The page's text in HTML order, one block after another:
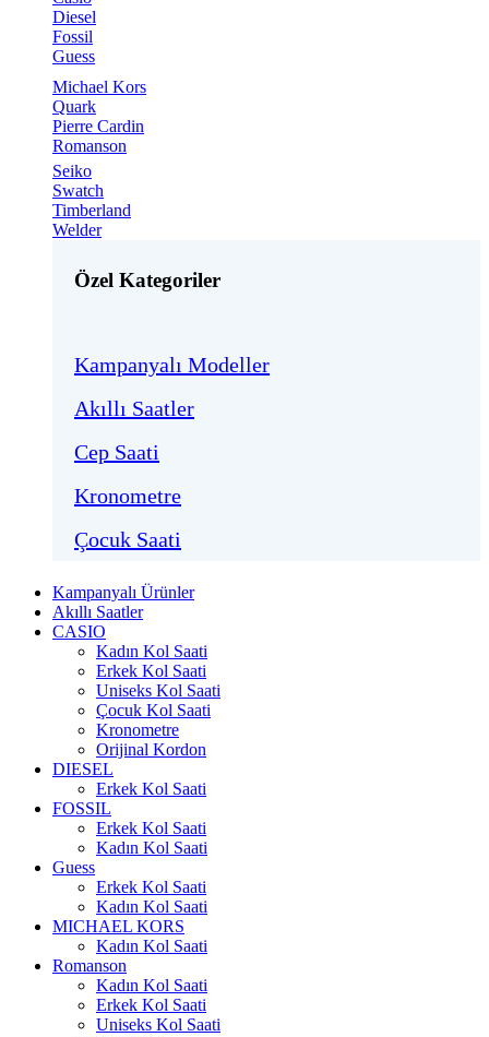
Diesel
Fossil
Guess
Michael Kors
Quark
Pierre Cardin
Romanson
Seiko
Swatch
Timberland
Welder
Özel Kategoriler
Kampanyalı Modeller
Akıllı Saatler
Cep Saati
Kronometre
Çocuk Saati
Kampanyalı Ürünler
Akıllı Saatler
CASIO
Kadın Kol Saati
Erkek Kol Saati
Uniseks Kol Saati
Çocuk Kol Saati
Kronometre
Orijinal Kordon
DIESEL
Erkek Kol Saati
FOSSIL
Erkek Kol Saati
Kadın Kol Saati
Guess
Erkek Kol Saati
Kadın Kol Saati
MICHAEL KORS
Kadın Kol Saati
Romanson
Kadın Kol Saati
Erkek Kol Saati
Uniseks Kol Saati